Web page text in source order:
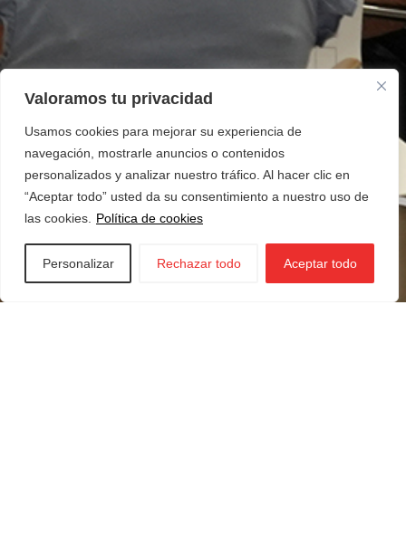
Valoramos tu privacidad
Usamos cookies para mejorar su experiencia de
navegación, mostrarle anuncios o contenidos
personalizados y analizar nuestro tráfico. Al hacer clic en
“Aceptar todo” usted da su consentimiento a nuestro uso de
las cookies.
Política de cookies
Personalizar Rechazar todo Aceptar todo